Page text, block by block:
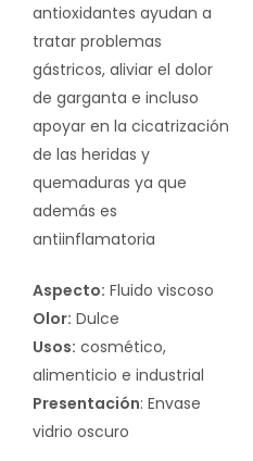
antioxidantes ayudan a
tratar problemas
gástricos, aliviar el dolor
de garganta e incluso
apoyar en la cicatrización
de las heridas y
quemaduras ya que
además es
antiinflamatoria
Aspecto: Fluido viscoso
Olor: Dulce
Usos: cosmético,
alimenticio e industrial
Presentación: Envase
vidrio oscuro